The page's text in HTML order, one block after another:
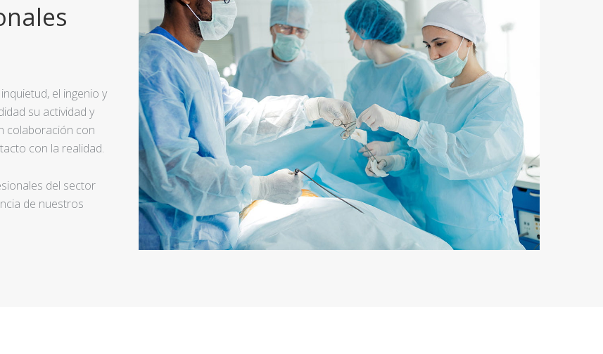
el ingenio y
su actividad y
colaboración con
con la realidad.
del sector
de nuestros